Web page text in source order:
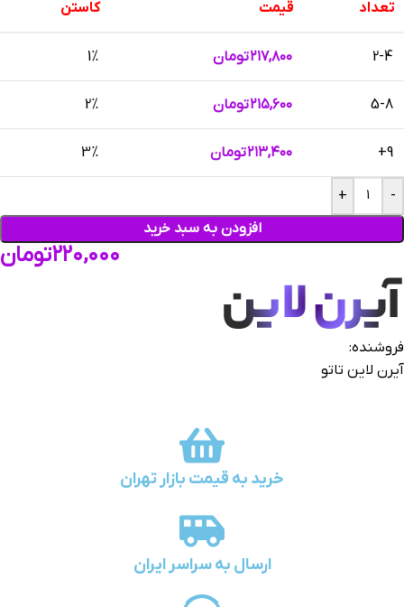
تعداد
قیمت کاستن
2-4 ۲۱۷,۸۰۰تومان 1%
5-8 ۲۱۵,۶۰۰تومان 2%
9+ ۲۱۳,۴۰۰تومان 3%
-
+
افزودن به سبد خرید
۲۲۰,۰۰۰تومان
فروشنده:
آیرن لاین تاتو
خرید به قیمت بازار تهران
ارسال به سراسر ایران